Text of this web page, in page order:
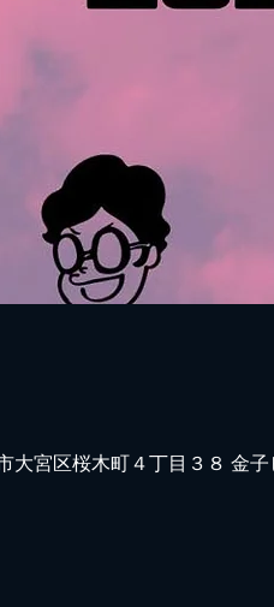
大宮区桜木町４丁目３８ 金子